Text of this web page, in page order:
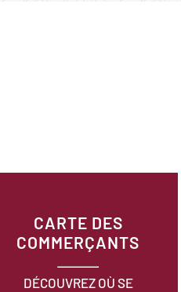
CARTE DES
COMMERÇANTS
DÉCOUVREZ OÙ SE